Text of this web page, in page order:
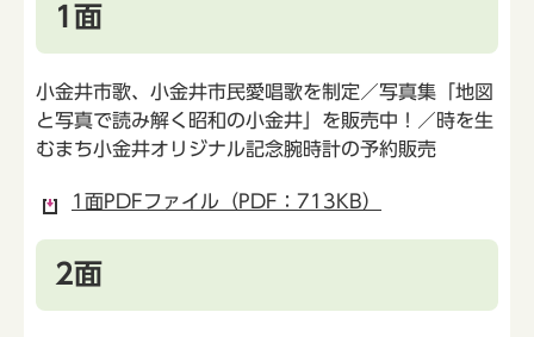
1面
小金井市歌、小金井市民愛唱歌を制定／写真集「地図
と写真で読み解く昭和の小金井」を販売中！／時を生
むまち小金井オリジナル記念腕時計の予約販売
1面PDFファイル（PDF：713KB）
2面